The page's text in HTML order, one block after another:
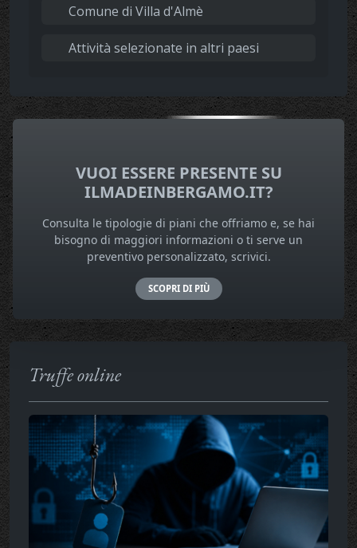
Comune di Villa d'Almè
Attività selezionate in altri paesi
VUOI ESSERE PRESENTE SU
ILMADEINBERGAMO.IT?
Consulta le tipologie di piani che offriamo e, se hai
bisogno di maggiori informazioni o ti serve un
preventivo personalizzato, scrivici.
SCOPRI DI PIÙ
Truffe online